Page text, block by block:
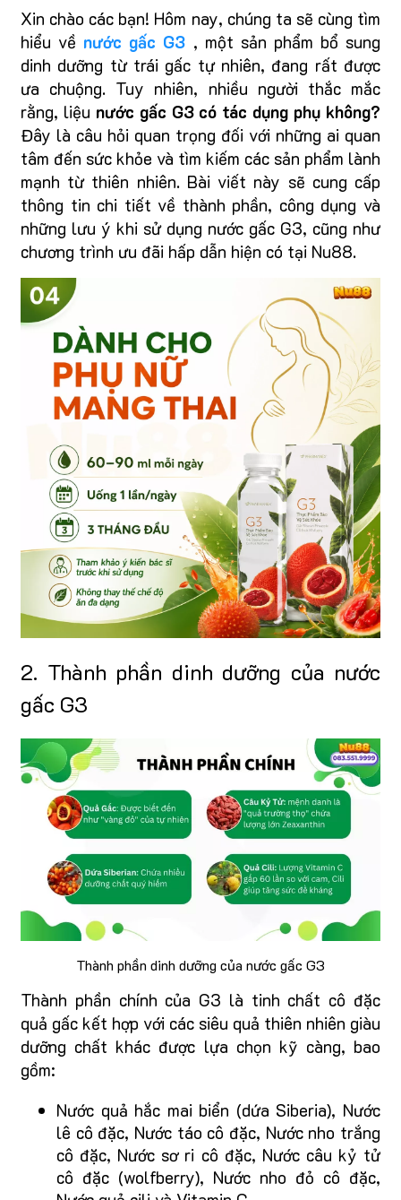
Xin chào các bạn! Hôm nay, chúng ta sẽ cùng tìm
hiểu về nước gấc G3 , một sản phẩm bổ sung
dinh dưỡng từ trái gấc tự nhiên, đang rất được
ưa chuộng. Tuy nhiên, nhiều người thắc mắc
rằng, liệu nước gấc G3 có tác dụng phụ không?
Đây là câu hỏi quan trọng đối với những ai quan
tâm đến sức khỏe và tìm kiếm các sản phẩm lành
mạnh từ thiên nhiên. Bài viết này sẽ cung cấp
thông tin chi tiết về thành phần, công dụng và
những lưu ý khi sử dụng nước gấc G3, cũng như
chương trình ưu đãi hấp dẫn hiện có tại Nu88.
2. Thành phần dinh dưỡng của nước
gấc G3
Thành phần dinh dưỡng của nước gấc G3
Thành phần chính của G3 là tinh chất cô đặc
quả gấc kết hợp với các siêu quả thiên nhiên giàu
dưỡng chất khác được lựa chọn kỹ càng, bao
gồm:
Nước quả hắc mai biển (dứa Siberia), Nước
lê cô đặc, Nước táo cô đặc, Nước nho trắng
cô đặc, Nước sơ ri cô đặc, Nước câu kỷ tử
cô đặc (wolfberry), Nước nho đỏ cô đặc,